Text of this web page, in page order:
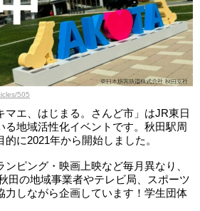
505
マエ、はじまる。さんど市」はJR東日
る地域活性化イベントです。秋田駅周
に2021年から開始しました。
ピング・映画上映など毎月異なり、
田の地域事業者やテレビ局、スポーツ
力しながら企画しています！学生団体